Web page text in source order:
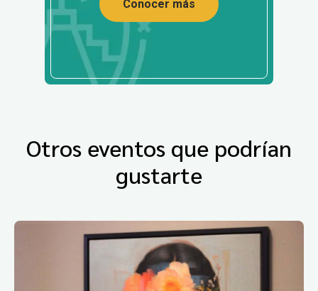
Conocer más
Otros eventos que podrían
gustarte